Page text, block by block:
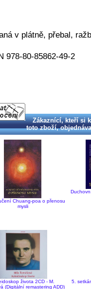
v plátně, přebal,
978-80-85862-49-2
Zákaznící, kteří si
toto zboží,
Chuang-poa o přenosu
mysli
života 2CD - M.
(Digitální remastering ADD)
5.